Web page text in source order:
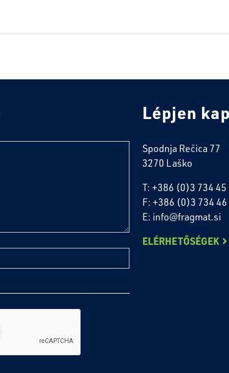
Lépjen
Spodnja Rečica 77
3270 Laško
T: +386 (0)3 734 45
F: +386 (0)3 734 46
E: info@fragmat.si
ELÉRHETŐSÉGEK